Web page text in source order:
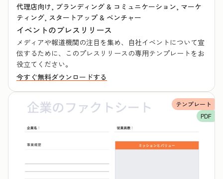
代理店向け, ブランディング & コミュニケーション, マーケ
ティング, スタートアップ & ベンチャー
イベントのプレスリリース
メディアや報道機関の注目を集め、自社イベントについて宣
伝するために、このプレスリリースの専用テンプレートをお
役立てください。
今すぐ無料ダウンロードする
テンプレート
PDF